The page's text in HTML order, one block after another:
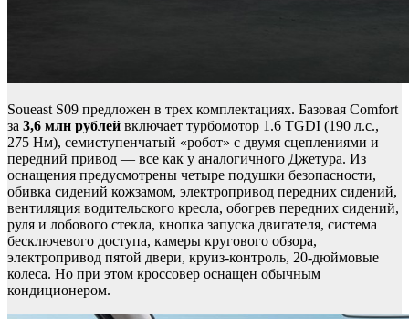
Soueast S09 предложен в трех комплектациях. Базовая Comfort
за 3,6 млн рублей включает турбомотор 1.6 TGDI (190 л.с.,
275 Нм), семиступенчатый «робот» с двумя сцеплениями и
передний привод — все как у аналогичного Джетура. Из
оснащения предусмотрены четыре подушки безопасности,
обивка сидений кожзамом, электропривод передних сидений,
вентиляция водительского кресла, обогрев передних сидений,
руля и лобового стекла, кнопка запуска двигателя, система
бесключевого доступа, камеры кругового обзора,
электропривод пятой двери, круиз-контроль, 20-дюймовые
колеса. Но при этом кроссовер оснащен обычным
кондиционером.